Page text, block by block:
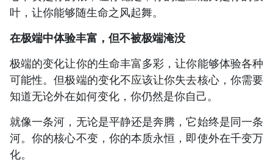
叶，让你能够随生命之风起舞。
在极端中体验丰富，但不被极端淹没
极端的变化让你的生命丰富多彩，让你能够体验各种
可能性。但极端的变化不应该让你失去核心，你需要
知道无论外在如何变化，你仍然是你自己。
就像一条河，无论是平静还是奔腾，它始终是同一条
河。你的核心不变，你的本质永恒，即使外在千变万
化。